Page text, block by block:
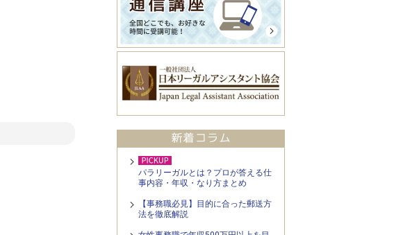
パラリーガルとは？プロが答える仕
事内容・年収・なり方まとめ
【事務職必見】目的に合った郵送方
法を徹底解説